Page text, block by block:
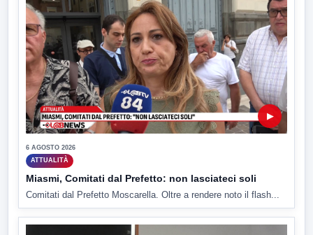
▶
6 AGOSTO 2026
ATTUALITÀ
Miasmi, Comitati dal Prefetto: non lasciateci soli
Comitati dal Prefetto Moscarella. Oltre a rendere noto il flash...